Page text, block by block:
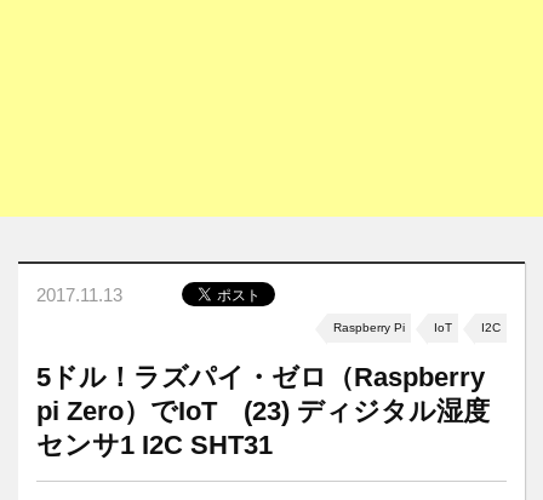
2017.11.13
Raspberry Pi IoT I2C
5ドル！ラズパイ・ゼロ（Raspberry
pi Zero）でIoT (23) ディジタル湿度
センサ1 I2C SHT31